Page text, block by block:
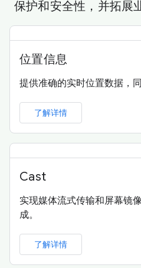
保护和安全性，并拓展
位置信息
提供准确的实时位置数据，
了解详情
Cast
实现媒体流式传输和屏幕镜
成。
了解详情